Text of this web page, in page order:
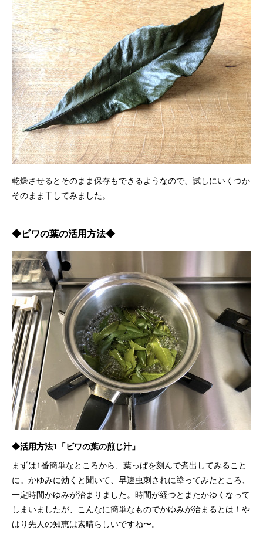
乾燥させるとそのまま保存もできるようなので、試しにいくつか
そのまま干してみました。
◆ビワの葉の活用方法◆
◆活用方法1「ビワの葉の煎じ汁」
まずは1番簡単なところから、葉っぱを刻んで煮出してみること
に。かゆみに効くと聞いて、早速虫刺されに塗ってみたところ、
一定時間かゆみが治まりました。時間が経つとまたかゆくなって
しまいましたが、こんなに簡単なものでかゆみが治まるとは！や
はり先人の知恵は素晴らしいですね〜。